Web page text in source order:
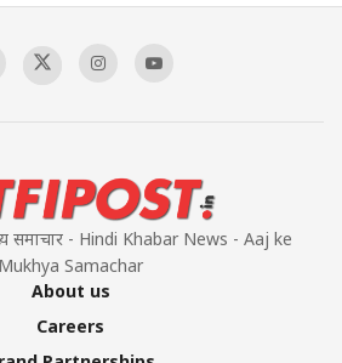
Sagar
समाचार - Hindi Khabar News - Aaj ke
Mukhya Samachar
About us
Careers